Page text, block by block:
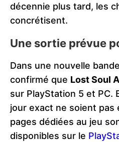
décennie plus tard, les
concrétisent.
Une sortie prévue
Dans une nouvelle
confirmé que Lost Soul
sur PlayStation 5 et PC.
jour exact ne soient pas
pages dédiées au jeu
disponibles sur le